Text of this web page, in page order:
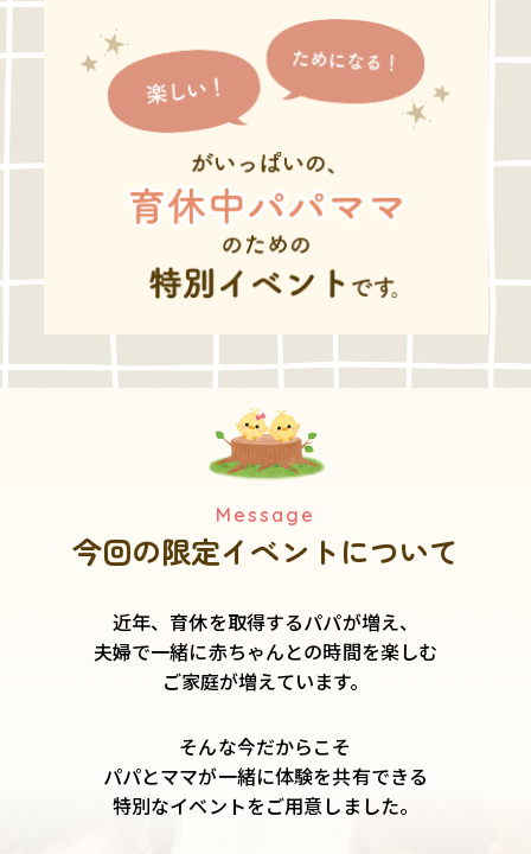
Message
今回の限定イベントについて
近年、育休を取得するパパが増え、
夫婦で一緒に赤ちゃんとの時間を楽しむ
ご家庭が増えています。
そんな今だからこそ――
パパとママが一緒に体験を共有できる
特別なイベントをご用意しました。